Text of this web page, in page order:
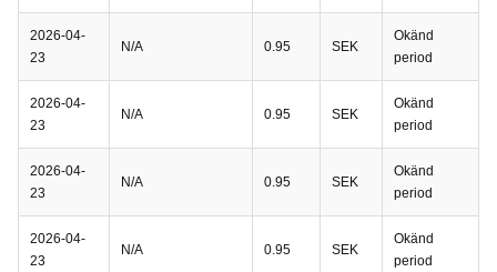
2026-04-
23
N/A 0.95 SEK
Okänd
period
2026-04-
23
N/A 0.95 SEK
Okänd
period
2026-04-
23
N/A 0.95 SEK
Okänd
period
2026-04-
23
N/A 0.95 SEK
Okänd
period